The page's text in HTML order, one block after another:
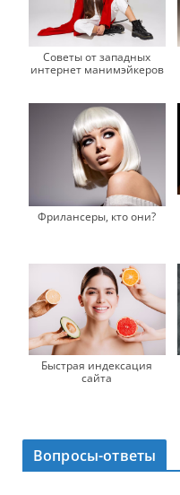
Советы от западных
интернет манимэйкеров
Фрилансеры, кто они?
Быстрая индексация
сайта
Вопросы-ответы